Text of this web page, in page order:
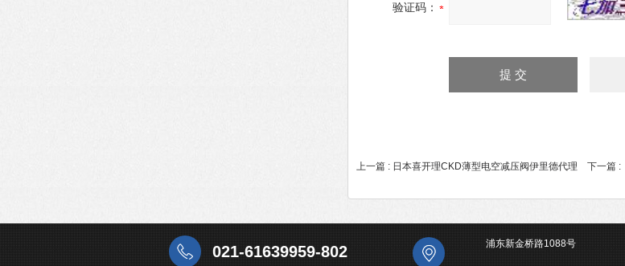
验证码：
上一篇 : 日本喜开理CKD薄型电空减压阀伊里德代理 下一篇 :
021-61639959-802 浦东新金桥路1088号